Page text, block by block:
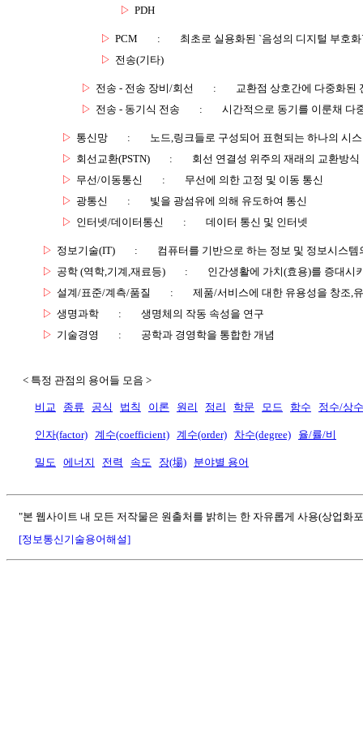
▷ PDH
▷ PCM :
최초로 실용화된 `음성의 디지털 부호
▷ 전송(기타)
▷ 전송 - 전송 장비/회선 :
교환점 상호간에 다중화된
▷ 전송 - 동기식 전송 : 시간적으로 동기를 이룬채 다
▷ 통신망 :
노드,링크들로 구성되어 표현되는 하나의 시
▷ 회선교환(PSTN) :
회선 연결성 위주의 재래의 교환방식
▷ 무선/이동통신 :
무선에 의한 고정 및 이동 통신
▷ 광통신 :
빛을 광섬유에 의해 유도하여 통신
▷ 인터넷/데이터통신 : 데이터 통신 및 인터넷
▷ 정보기술(IT) :
컴퓨터를 기반으로 하는 정보 및 정보시스템
▷ 공학 (역학,기계,재료등) :
인간생활에 가치(효용)를 증대시
▷ 설계/표준/계측/품질 :
제품/서비스에 대한 유용성을 창조,
▷ 생명과학 :
생명체의 작동 속성을 연구
▷ 기술경영 : 공학과 경영학을 통합한 개념
< 특정 관점의 용어들 모음 >
비교 종류 공식 법칙 이론 원리 정리 학문 모드 함수 정수/상수
인자(factor) 계수(coefficient) 계수(order) 차수(degree) 율/률/비
밀도 에너지 전력 속도 장(場) 분야별 용어
"본 웹사이트 내 모든 저작물은 원출처를 밝히는 한 자유롭게 사용(상업화
[정보통신기술용어해설]